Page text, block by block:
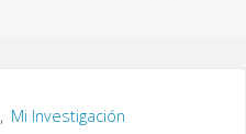
, Mi Investigación